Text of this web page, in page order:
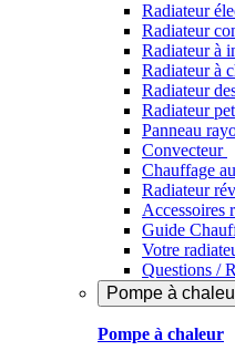
Radiateur
Radiateur
Radiateur à
Radiateur à
Radiateur
Radiateur
Panneau
Convecteur
Chauffage
Radiateur
Accessoires
Guide
Votre
Questions /
Pompe à
Pompe à chaleur